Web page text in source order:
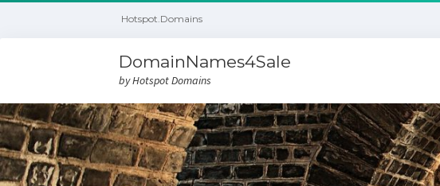
Hotspot.Domains
DomainNames4Sale
by Hotspot Domains